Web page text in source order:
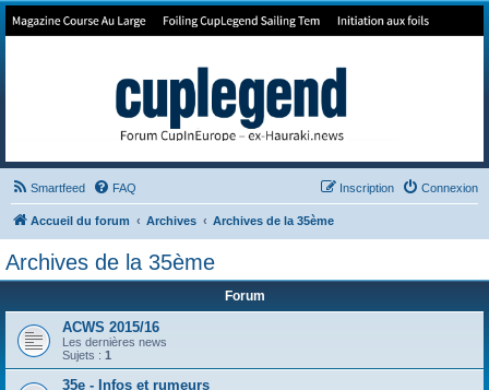
Forum de Cup In Europe
Smartfeed FAQ Connexion
Inscription
Accueil du forum Archives Archives de la 35ème
Archives de la 35ème
Forum
ACWS 2015/16
Les dernières news
Sujets : 1
35e - Infos et rumeurs